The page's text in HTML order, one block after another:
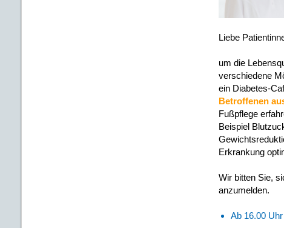
Liebe
um die
verschiedene
ein Diabetes-
Betroffenen
Fußpflege
Beispiel
Erkrankung
Wir bitten Sie,
anzumelden.
Ab 16.00